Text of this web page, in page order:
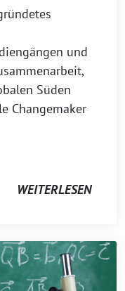
und
Süden
Changemaker
WEITERLESEN